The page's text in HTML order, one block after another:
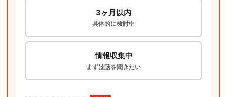
3ヶ月以内
具体的に検討中
情報収集中
まずは話を聞きたい